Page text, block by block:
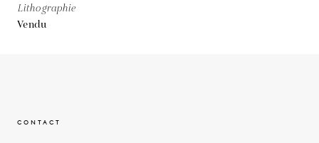
Lithographie
Vendu
CONTACT